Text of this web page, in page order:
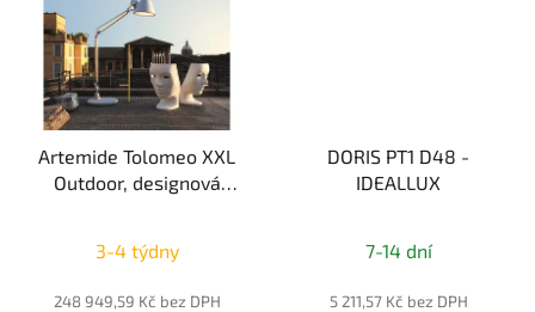
Artemide Tolomeo XXL
Outdoor, designová
3-4 týdny
248 949,59 Kč bez DPH
DORIS PT1 D48 -
IDEALLUX
7-14 dní
5 211,57 Kč bez DPH